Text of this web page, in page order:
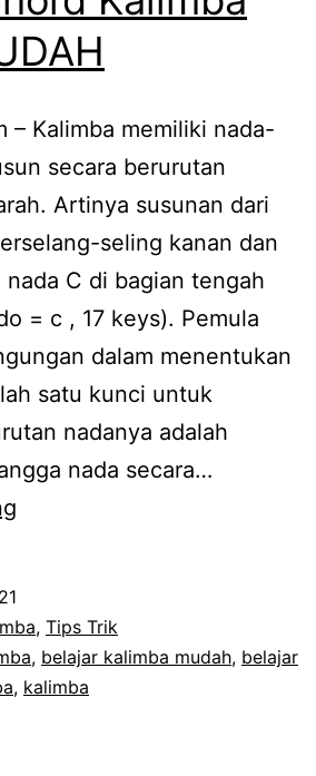
– Kalimba memiliki nada-
secara berurutan
Artinya susunan dari
seling kanan dan
C di bagian tengah
= c , 17 keys). Pemula
dalam menentukan
satu kunci untuk
nadanya adalah
nada secara…
Dasar
MUDAH
, Tips Trik
, belajar kalimba mudah, belajar
, kalimba